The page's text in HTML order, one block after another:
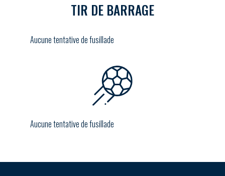
TIR DE BARRAGE
Aucune tentative de fusillade
Aucune tentative de fusillade